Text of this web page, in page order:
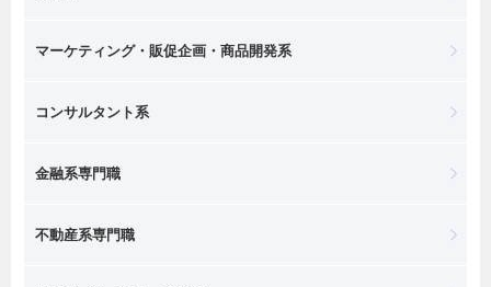
マーケティング・販促企画・商品開発系
コンサルタント系
金融系専門職
不動産系専門職